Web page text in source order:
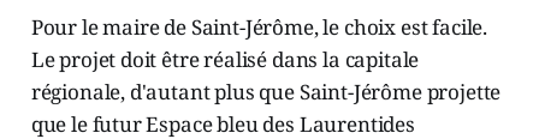
Pour le maire de Saint-Jérôme, le choix est facile.
Le projet doit être réalisé dans la capitale
régionale, d'autant plus que Saint-Jérôme projette
que le futur Espace bleu des Laurentides